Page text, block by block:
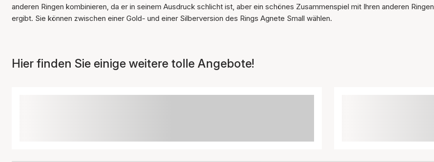
anderen Ringen kombinieren, da er in seinem Ausdruck schlicht ist, aber ein schönes Zusammenspiel mit Ihren anderen Ringen
ergibt. Sie können zwischen einer Gold- und einer Silberversion des Rings Agnete Small wählen.
Hier finden Sie einige weitere tolle Angebote!